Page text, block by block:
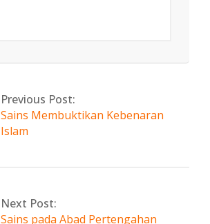
Previous Post:
Sains Membuktikan Kebenaran
Islam
Next Post:
Sains pada Abad Pertengahan